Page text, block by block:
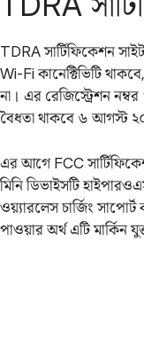
TDRA সার্টিফিকেশন
Wi-Fi কানেক্টিভিটি
না। এর রেজিস্ট্রেশন
বৈধতা থাকবে ৬ আগস্ট
এর আগে FCC
মিনি ডিভাইসটি
ওয়্যারলেস চার্জিং
পাওয়ার অর্থ এটি মার্কিন